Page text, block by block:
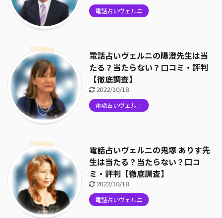
電話占いヴェルニ
電話占いヴェルニの陽澄先生は当
たる？当たらない？口コミ・評判
【徹底調査】
2022/10/18
電話占いヴェルニ
電話占いヴェルニの鬼塚 ありす先
生は当たる？当たらない？口コ
ミ・評判【徹底調査】
2022/10/18
電話占いヴェルニ